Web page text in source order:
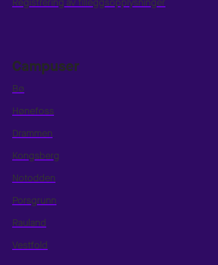
Registrering av tilleggsopplysninger
Campuser
Bø
Hønefoss
Drammen
Kongsberg
Notodden
Porsgrunn
Rauland
Vestfold